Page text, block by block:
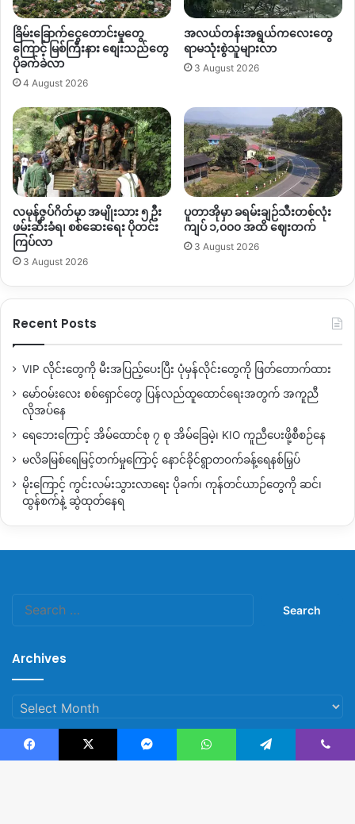
ခြိမ်းခြောက်ငွေတောင်းမှုတွေ
ကြောင့် မြစ်ကြီးနား စျေးသည်တွေ
ပိုခက်ခဲလာ
4 August 2026
အလယ်တန်းအရွယ်ကလေးတွေ
ရာမသုံးစွဲသူများလာ
3 August 2026
လမုန်ဇွပ်ဂိတ်မှာ အမျိုးသား ၅ ဦး
ဖမ်းဆီးခံရ၊ စစ်ဆေးရေး ပိုတင်း
ကြပ်လာ
3 August 2026
ပူတာအိုမှာ ခရမ်းချဉ်သီးတစ်လုံး
ကျပ် ၁,၀၀၀ အထိ ဈေးတက်
3 August 2026
Recent Posts
VIP လိုင်းတွေကို မီးအပြည့်ပေးပြီး ပုံမှန်လိုင်းတွေကို ဖြတ်တောက်ထား
မော်ဝမ်းလေး စစ်ရှောင်တွေ ပြန်လည်ထူထောင်ရေးအတွက် အကူညီ
လိုအပ်နေ
ရေဘေးကြောင့် အိမ်ထောင်စု ၇ စု အိမ်ခြေမဲ့၊ KIO ကူညီပေးဖို့စီစဉ်နေ
မလိခမြစ်ရေမြင့်တက်မှုကြောင့် နောင်ခိုင်ရွာတဝက်ခန့်ရေနစ်မြှပ်
မိုးကြောင့် ကွင်းလမ်းသွားလာရေး ပိုခက်၊ ကုန်တင်ယာဉ်တွေကို ဆင်၊
ထွန်စက်နဲ့ ဆွဲထုတ်နေရ
Archives
Archives
Facebook X Messenger WhatsApp Telegram Viber